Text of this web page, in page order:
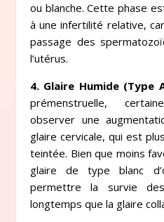
ou blanche. Cette phase
à une infertilité relative,
passage des
l’utérus.
4. Glaire Humide (Type
prémenstruelle,
observer une
glaire cervicale, qui est
teintée. Bien que moins
glaire de type blanc
permettre la survie
longtemps que la glaire